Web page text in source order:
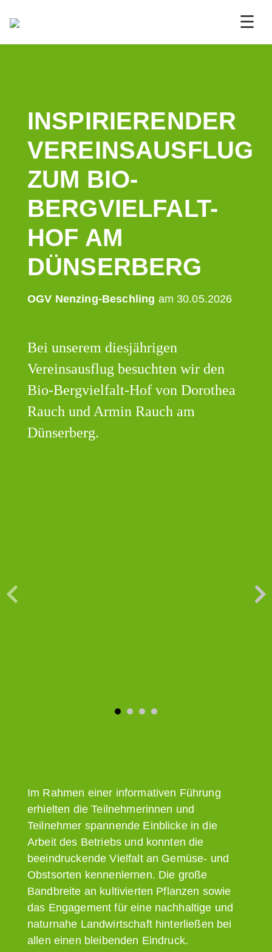
☰
INSPIRIERENDER
VEREINSAUSFLUG
ZUM BIO-
BERGVIELFALT-
HOF AM
DÜNSERBERG
OGV Nenzing-Beschling am 30.05.2026
Bei unserem diesjährigen
Vereinsausflug besuchten wir den
Bio-Bergvielfalt-Hof von Dorothea
Rauch und Armin Rauch am
Dünserberg.
Im Rahmen einer informativen Führung
erhielten die Teilnehmerinnen und
Teilnehmer spannende Einblicke in die
Arbeit des Betriebs und konnten die
beeindruckende Vielfalt an Gemüse- und
Obstsorten kennenlernen. Die große
Bandbreite an kultivierten Pflanzen sowie
das Engagement für eine nachhaltige und
naturnahe Landwirtschaft hinterließen bei
allen einen bleibenden Eindruck.